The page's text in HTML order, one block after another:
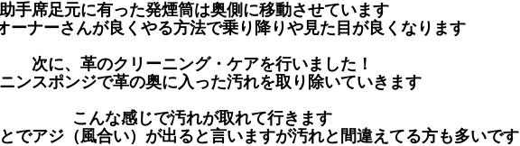
助手席足元に有った発煙筒は奥側に移動させています
ーナーさんが良くやる方法で乗り降りや見た目が良くなります
次に、革のクリーニング・ケアを行いました！
ンスポンジで革の奥に入った汚れを取り除いていきます
こんな感じで汚れが取れて行きます
でアジ（風合い）が出ると言いますが汚れと間違えてる方も多いです